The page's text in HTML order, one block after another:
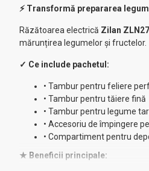
⚡ Transformă prepararea
Răzătoarea electrică Zilan
mărunțirea legumelor și fructelor.
✓ Ce include pachetul:
• Tambur pentru feliere
• Tambur pentru tăiere fină
• Tambur pentru legume
• Accesoriu de împingere
• Compartiment pentru
★ Beneficii principale: